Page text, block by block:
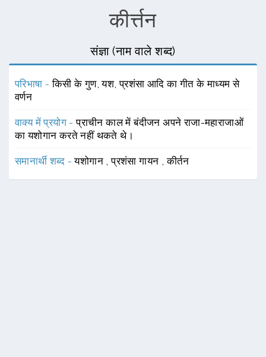
कीर्त्तन
संज्ञा (नाम वाले शब्द)
परिभाषा -किसी के गुण, यश, प्रशंसा आदि का गीत के माध्यम से
वर्णन
वाक्य में प्रयोग -प्राचीन काल में बंदीजन अपने राजा-महाराजाओं
का यशोगान करते नहीं थकते थे।
समानार्थी शब्द -यशोगान ,प्रशंसा गायन ,कीर्तन